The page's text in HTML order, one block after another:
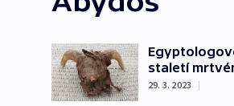
staletí
29. 3. 2023 |